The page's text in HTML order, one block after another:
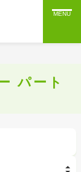
MENU
パート